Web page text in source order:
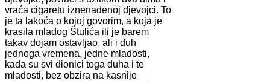
vraća cigaretu iznenađenoj djevojci. To
je ta lakoća o kojoj govorim, a koja je
krasila mladog Štulića ili je barem
takav dojam ostavljao, ali i duh
jednoga vremena, jedne mladosti,
kada su svi dionici toga duha i te
mladosti, bez obzira na kasnije